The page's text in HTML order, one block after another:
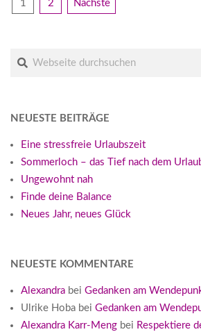
1 2 Nächste
Suche
NEUESTE BEITRÄGE
Eine stressfreie Urlaubszeit
Sommerloch – das Tief nach dem
Ungewohnt nah
Finde deine Balance
Neues Jahr, neues Glück
NEUESTE KOMMENTARE
Alexandra bei Gedanken am
Ulrike Hoba bei Gedanken am
Alexandra Karr-Meng bei Respektiere